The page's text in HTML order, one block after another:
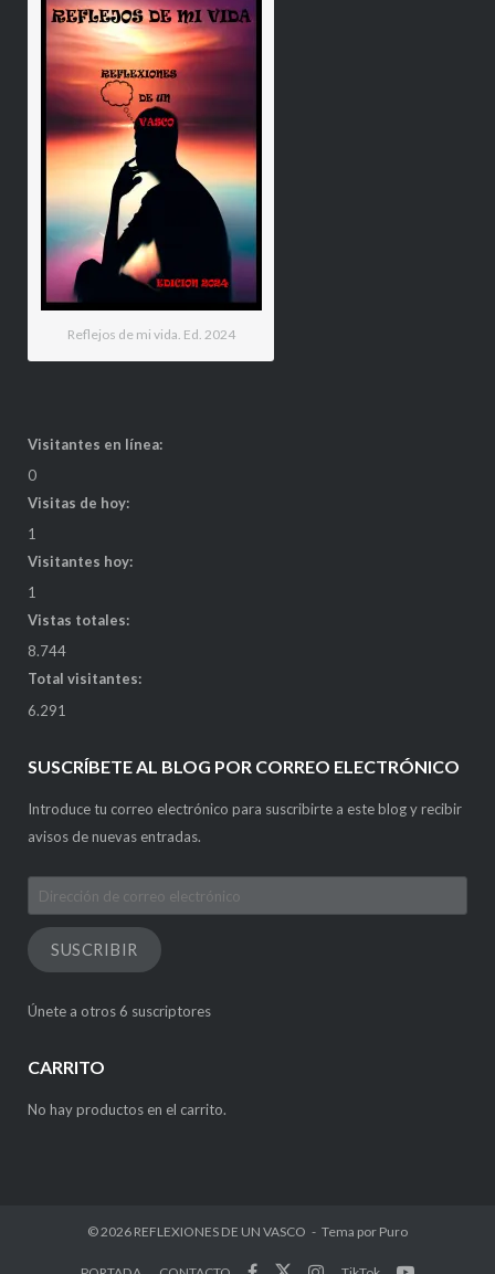
Reflejos de mi vida. Ed. 2024
Visitantes en línea:
0
Visitas de hoy:
1
Visitantes hoy:
1
Vistas totales:
8.744
Total visitantes:
6.291
SUSCRÍBETE AL BLOG POR CORREO ELECTRÓNICO
Introduce tu correo electrónico para suscribirte a este blog y recibir
avisos de nuevas entradas.
Dirección
de
correo
electrónico
SUSCRIBIR
Únete a otros 6 suscriptores
CARRITO
No hay productos en el carrito.
© 2026 REFLEXIONES DE UN VASCO Tema por Puro